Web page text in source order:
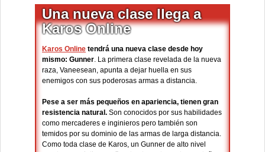
Una nueva clase llega a
Karos Online
Karos Online tendrá una nueva clase desde hoy
mismo: Gunner. La primera clase revelada de la nueva
raza, Vaneesean, apunta a dejar huella en sus
enemigos con sus poderosas armas a distancia.
Pese a ser más pequeños en apariencia, tienen gran
resistencia natural. Son conocidos por sus habilidades
como mercaderes e inginieros pero también son
temidos por su dominio de las armas de larga distancia.
Como toda clase de Karos, un Gunner de alto nivel